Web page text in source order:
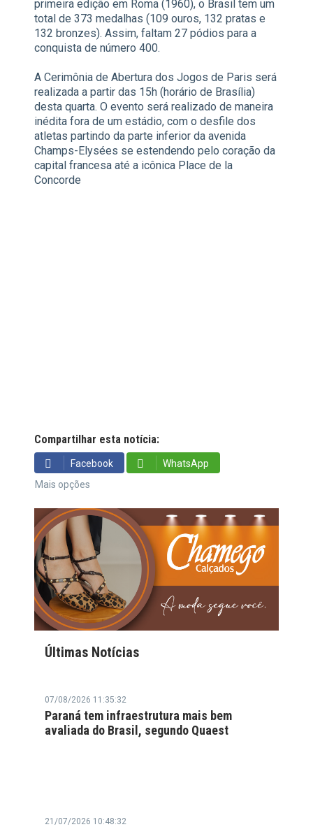
primeira edição em Roma (1960), o Brasil tem um
total de 373 medalhas (109 ouros, 132 pratas e
132 bronzes). Assim, faltam 27 pódios para a
conquista de número 400.
A Cerimônia de Abertura dos Jogos de Paris será
realizada a partir das 15h (horário de Brasília)
desta quarta. O evento será realizado de maneira
inédita fora de um estádio, com o desfile dos
atletas partindo da parte inferior da avenida
Champs-Elysées se estendendo pelo coração da
capital francesa até a icônica Place de la
Concorde
Compartilhar esta notícia:
Facebook
WhatsApp
Mais opções
Últimas Notícias
07/08/2026 11:35:32
Paraná tem infraestrutura mais bem
avaliada do Brasil, segundo Quaest
21/07/2026 10:48:32